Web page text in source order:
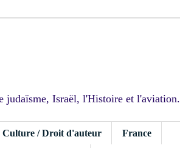
judaïsme, Israël, l'Histoire et l'aviation.
Culture / Droit d'auteur France